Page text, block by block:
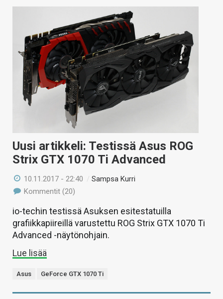
Uusi artikkeli: Testissä Asus ROG
Strix GTX 1070 Ti Advanced
10.11.2017 - 22:40 /Sampsa Kurri
Kommentit (20)
io-techin testissä Asuksen esitestatuilla
grafiikkapiireillä varustettu ROG Strix GTX 1070 Ti
Advanced -näytönohjain.
Lue lisää
Asus GeForce GTX 1070 Ti